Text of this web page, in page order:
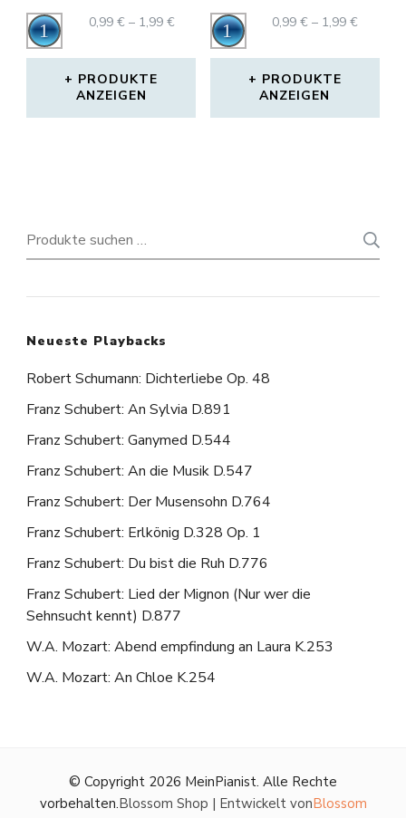
Audio-
Player
0,99 € – 1,99 €PREISSPANNE:
BIS
PRODUKTE
ANZEIGEN
Audio-
Player
0,99€ – 1,99€
BIS
PRODUKTE
ANZEIGEN
Suchen
nach:
Neueste Playbacks
Robert Schumann: Dichterliebe Op. 48
Franz Schubert: An Sylvia D.891
Franz Schubert: Ganymed D.544
Franz Schubert: An die Musik D.547
Franz Schubert: Der Musensohn D.764
Franz Schubert: Erlkönig D.328 Op. 1
Franz Schubert: Du bist die Ruh D.776
Franz Schubert: Lied der Mignon (Nur wer die
Sehnsucht kennt) D.877
W.A. Mozart: Abend empfindung an Laura K.253
W.A. Mozart: An Chloe K.254
© Copyright 2026 MeinPianist. Alle Rechte
vorbehalten.Blossom Shop | Entwickelt vonBlossom